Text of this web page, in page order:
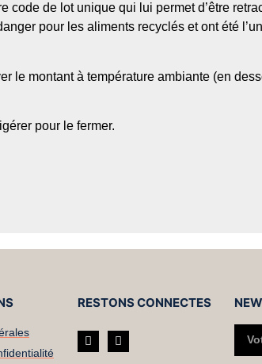
code de lot unique qui lui permet d’être
pour les aliments recyclés et ont été
le montant à température ambiante (en
pour le fermer.
RESTONS CONNECTES